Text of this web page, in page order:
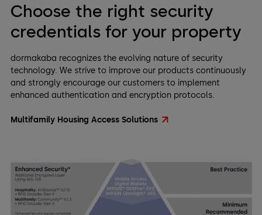
Choose the right security
credentials for your property
dormakaba recognizes the evolving nature of security
technology. We strive to improve our products continuously
and strongly encourage our customers to implement
enhanced authentication and encryption protocols.
Multifamily Housing Access Solutions